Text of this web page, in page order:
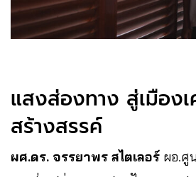
แสงส่องทาง สู่เมือง
สร้างสรรค์
ผศ.ดร. จรรยาพร สไตเลอร์ ผอ.ศู